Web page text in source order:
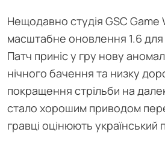
Нещодавно студія GSC Game
масштабне оновлення 1.6 для
Патч приніс у гру нову
нічного бачення та низку
покращення стрільби на
стало хорошим приводом
гравці оцінюють український